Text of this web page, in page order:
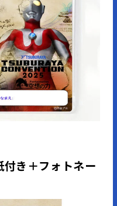
き＋フォトネー